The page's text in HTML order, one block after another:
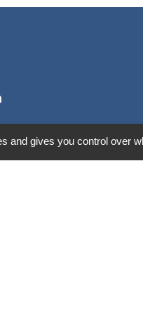
and gives you control over